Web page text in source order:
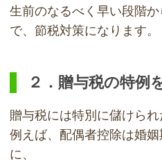
生前のなるべく早い段階
で、節税対策になります。
２．贈与税の特例
贈与税には特別に儲けられ
例えば、配偶者控除は婚
に、